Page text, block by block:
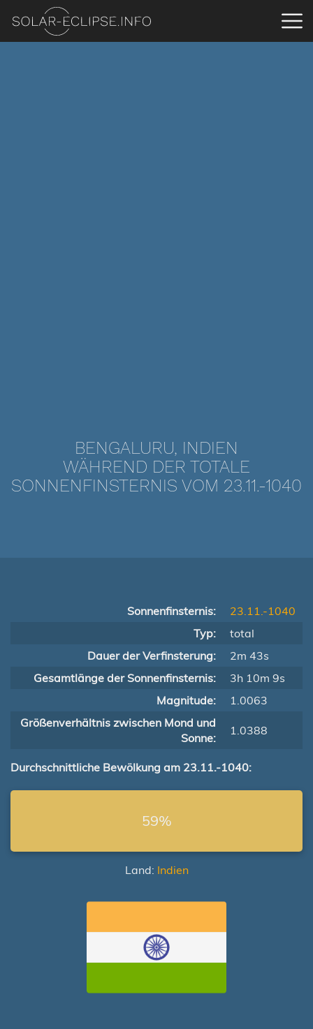
BENGALURU, INDIEN
WÄHREND DER TOTALE
SONNENFINSTERNIS VOM 23.11.-1040
Sonnenfinsternis:
23.11.-1040
Typ:
total
Dauer der Verfinsterung:
2m 43s
Gesamtlänge der Sonnenfinsternis:
3h 10m 9s
Magnitude:
1.0063
Größenverhältnis zwischen Mond und
Sonne:
1.0388
Durchschnittliche Bewölkung am 23.11.-1040:
59%
Land: Indien